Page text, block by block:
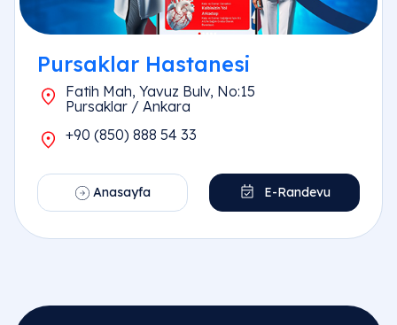
Pursaklar Hastanesi
Fatih Mah, Yavuz Bulv, No:15
Pursaklar / Ankara
+90 (850) 888 54 33
Anasayfa E-Randevu